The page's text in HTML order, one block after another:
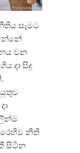
සැමට
වන
දා සිදු
නීති
සිටින